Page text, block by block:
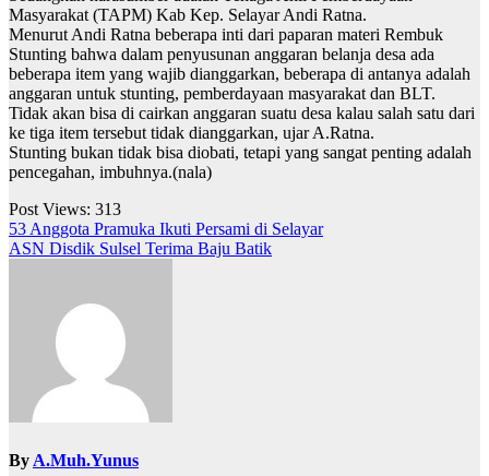
Masyarakat (TAPM) Kab Kep. Selayar Andi Ratna.
Menurut Andi Ratna beberapa inti dari paparan materi Rembuk
Stunting bahwa dalam penyusunan anggaran belanja desa ada
beberapa item yang wajib dianggarkan, beberapa di antanya adalah
anggaran untuk stunting, pemberdayaan masyarakat dan BLT.
Tidak akan bisa di cairkan anggaran suatu desa kalau salah satu dari
ke tiga item tersebut tidak dianggarkan, ujar A.Ratna.
Stunting bukan tidak bisa diobati, tetapi yang sangat penting adalah
pencegahan, imbuhnya.(nala)
Post Views: 313
Navigasi
pos
53 Anggota Pramuka Ikuti Persami di Selayar
ASN Disdik Sulsel Terima Baju Batik
By A.Muh.Yunus